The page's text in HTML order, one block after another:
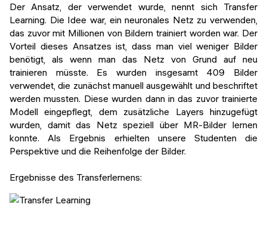
Der Ansatz, der verwendet wurde, nennt sich Transfer
Learning. Die Idee war, ein neuronales Netz zu verwenden,
das zuvor mit Millionen von Bildern trainiert worden war. Der
Vorteil dieses Ansatzes ist, dass man viel weniger Bilder
benötigt, als wenn man das Netz von Grund auf neu
trainieren müsste. Es wurden insgesamt 409 Bilder
verwendet, die zunächst manuell ausgewählt und beschriftet
werden mussten. Diese wurden dann in das zuvor trainierte
Modell eingepflegt, dem zusätzliche Layers hinzugefügt
wurden, damit das Netz speziell über MR-Bilder lernen
konnte. Als Ergebnis erhielten unsere Studenten die
Perspektive und die Reihenfolge der Bilder.
Ergebnisse des Transferlernens: